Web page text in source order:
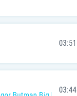
03:51
03:44